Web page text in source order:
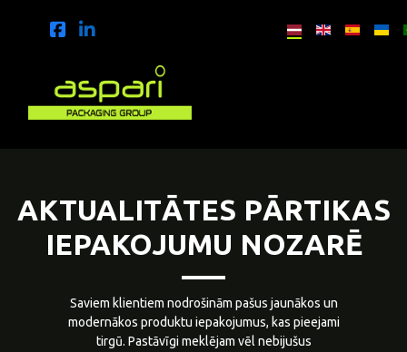
AKTUALITĀTES PĀRTIKAS
IEPAKOJUMU NOZARĒ
Saviem klientiem nodrošinām pašus jaunākos un
modernākos produktu iepakojumus, kas pieejami
tirgū. Pastāvīgi meklējam vēl nebijušus